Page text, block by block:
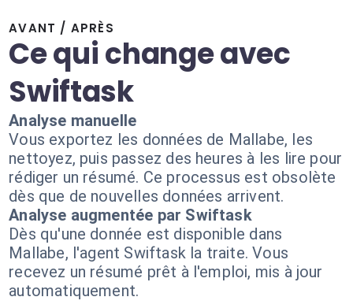
AVANT / APRÈS
Ce qui change avec
Swiftask
Analyse manuelle
Vous exportez les données de Mallabe, les
nettoyez, puis passez des heures à les lire pour
rédiger un résumé. Ce processus est obsolète
dès que de nouvelles données arrivent.
Analyse augmentée par Swiftask
Dès qu'une donnée est disponible dans
Mallabe, l'agent Swiftask la traite. Vous
recevez un résumé prêt à l'emploi, mis à jour
automatiquement.